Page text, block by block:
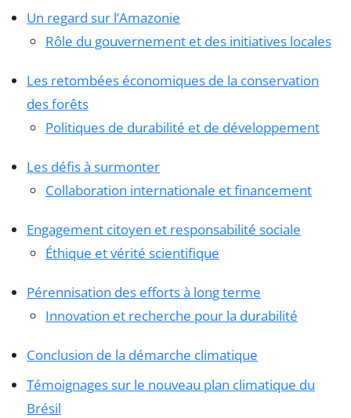
Un regard sur l’Amazonie
Rôle du gouvernement et des initiatives locales
Les retombées économiques de la conservation
des forêts
Politiques de durabilité et de développement
Les défis à surmonter
Collaboration internationale et financement
Engagement citoyen et responsabilité sociale
Éthique et vérité scientifique
Pérennisation des efforts à long terme
Innovation et recherche pour la durabilité
Conclusion de la démarche climatique
Témoignages sur le nouveau plan climatique du
Brésil